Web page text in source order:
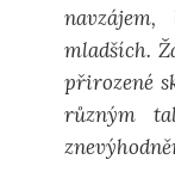
mladších.
přirozené
různým